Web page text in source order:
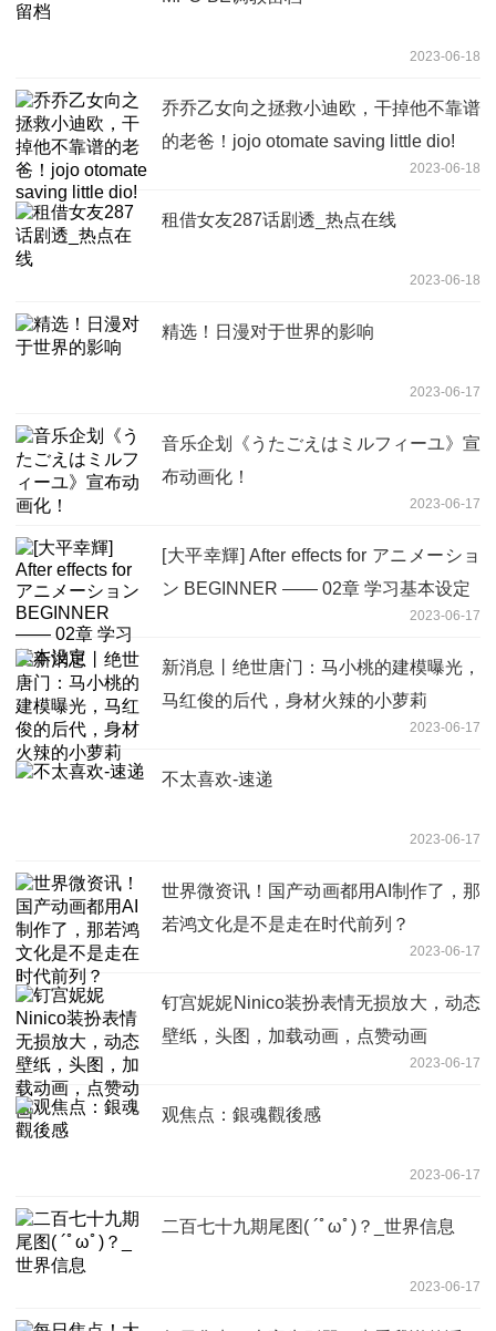
2023-06-18
乔乔乙女向之拯救小迪欧，干掉他不靠谱
的老爸！jojo otomate saving little dio!
2023-06-18
租借女友287话剧透_热点在线
2023-06-18
精选！日漫对于世界的影响
2023-06-17
音乐企划《うたごえはミルフィーユ》宣
布动画化！
2023-06-17
[大平幸輝] After effects for アニメーショ
ン BEGINNER —— 02章 学习基本设定
2023-06-17
新消息丨绝世唐门：马小桃的建模曝光，
马红俊的后代，身材火辣的小萝莉
2023-06-17
不太喜欢-速递
2023-06-17
世界微资讯！国产动画都用AI制作了，那
若鸿文化是不是走在时代前列？
2023-06-17
钉宫妮妮Ninico装扮表情无损放大，动态
壁纸，头图，加载动画，点赞动画
2023-06-17
观焦点：銀魂觀後感
2023-06-17
二百七十九期尾图( ´ﾟωﾟ)？_世界信息
2023-06-17